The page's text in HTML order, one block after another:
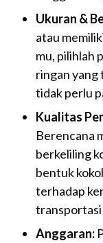
Ukuran &
atau
mu, pilihlah
ringan yang
tidak perlu
Kualitas
Berencana
berkeliling
bentuk
terhadap
transportasi
Anggaran: